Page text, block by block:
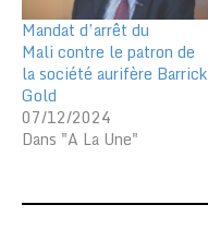
Mandat d’arrêt du
Mali contre le patron de
la société aurifère Barrick
Gold
07/12/2024
Dans "A La Une"